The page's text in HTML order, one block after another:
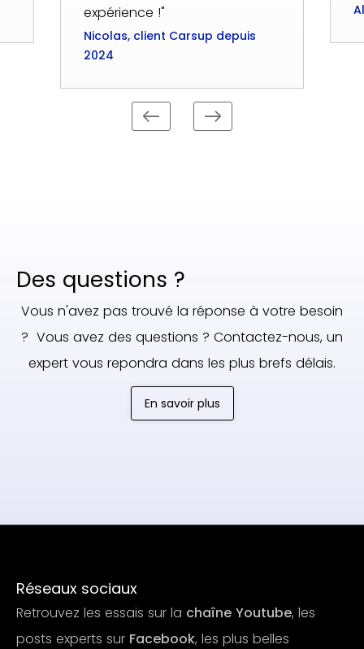
expérience !"
Nicolas, client Carsup depuis
2024
Des questions ?
Vous n'avez pas trouvé la réponse à votre besoin
? Vous avez des questions ? Contactez-nous, un
expert vous repondra dans les plus brefs délais.
En savoir plus
Réseaux sociaux
Retrouvez les essais sur la chaîne Youtube, les
posts experts sur Facebook, les plus belles